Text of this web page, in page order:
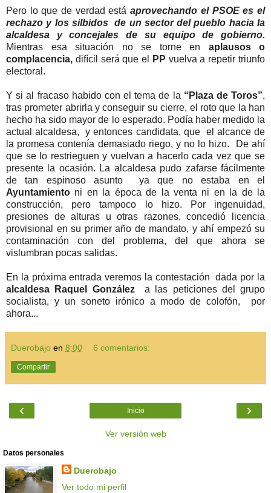
Pero lo que de verdad estáaprovechando el PSOE es el
rechazo y los silbidos de un sector del pueblo hacia la
alcaldesa y concejales de su equipo de gobierno.
Mientras esa situación no se torne en aplausos o
complacencia, difícil será que el PP vuelva a repetir triunfo
electoral.
Y si al fracaso habido con el tema de la “Plaza de Toros”,
tras prometer abrirla y conseguir su cierre, el roto que la han
hecho ha sido mayor de lo esperado. Podía haber medido la
actual alcaldesa, y entonces candidata, que el alcance de
la promesa contenía demasiado riego, y no lo hizo. De ahí
que se lo restrieguen y vuelvan a hacerlo cada vez que se
presente la ocasión. La alcaldesa pudo zafarse fácilmente
de tan espinoso asunto ya que no estaba en el
Ayuntamiento ni en la época de la venta ni en la de la
construcción, pero tampoco lo hizo. Por ingenuidad,
presiones de alturas u otras razones, concedió licencia
provisional en su primer año de mandato, y ahí empezó su
contaminación con del problema, del que ahora se
vislumbran pocas salidas.
En la próxima entrada veremos la contestación dada por la
alcaldesa Raquel González a las peticiones del grupo
socialista, y un soneto irónico a modo de colofón, por
ahora...
Duerobajo en 8:00 6 comentarios:
Compartir
‹ ›
Inicio
Ver versión web
Datos personales
Duerobajo
Ver todo mi perfil